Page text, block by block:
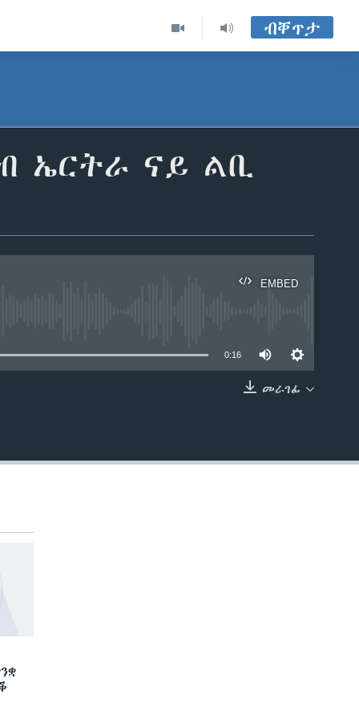
ብቐጥታ
ኤርትራ ናይ ልቢ
EMBED
0:16
መራገፊ